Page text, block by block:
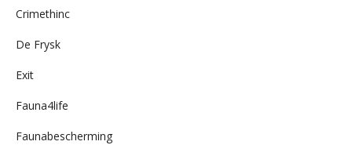
Crimethinc
De Frysk
Exit
Fauna4life
Faunabescherming